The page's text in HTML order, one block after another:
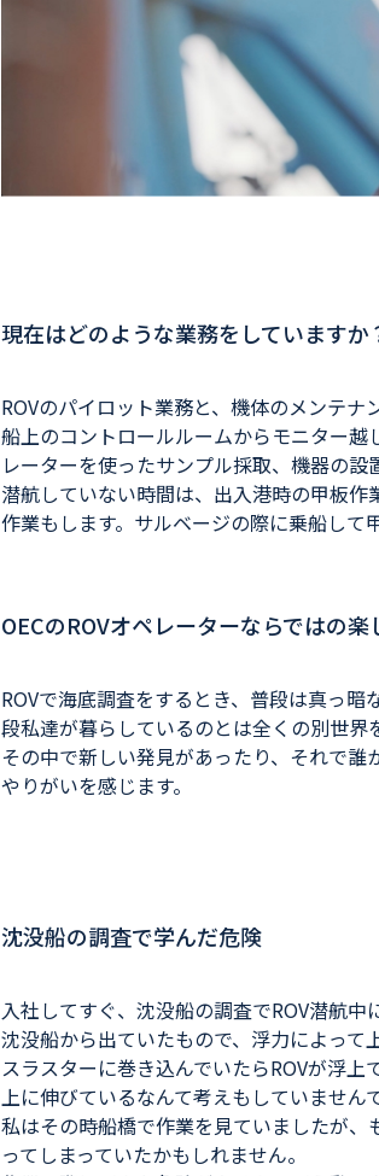
現在はどのような業務をしていますか
ROVのパイロット業務と、機体のメンテナ
船上のコントロールルームからモニター越
レーターを使ったサンプル採取、機器の設
潜航していない時間は、出入港時の甲板
作業もします。サルベージの際に乗船して
OECのROVオペレーターならではの楽
ROVで海底調査をするとき、普段は真っ
段私達が暮らしているのとは全くの別世界
その中で新しい発見があったり、それで
やりがいを感じます。
沈没船の調査で学んだ危険
入社してすぐ、沈没船の調査でROV潜航
沈没船から出ていたもので、浮力によって
スラスターに巻き込んでいたらROVが浮
上に伸びているなんて考えもしていません
私はその時船橋で作業を見ていましたが、
ってしまっていたかもしれません。